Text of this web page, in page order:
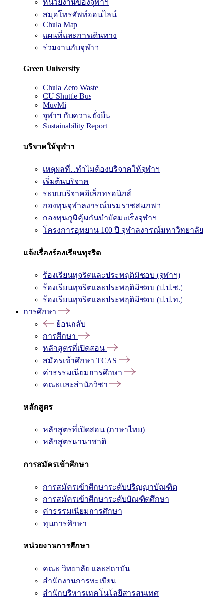
หน่วยงานของจุฬาฯ
สมุดโทรศัพท์ออนไลน์
Chula Map
แผนที่และการเดินทาง
ร่วมงานกับจุฬาฯ
Green University
Chula Zero Waste
CU Shuttle Bus
MuvMi
จุฬาฯ กับความยั่งยืน
Sustainability Report
บริจาคให้จุฬาฯ
เหตุผลที่...ทำไมต้องบริจาคให้จุฬาฯ
เริ่มต้นบริจาค
ระบบบริจาคอิเล็กทรอนิกส์
กองทุนจุฬาลงกรณ์บรมราชสมภพฯ
กองทุนภูมิคุ้มกันบำบัดมะเร็งจุฬาฯ
โครงการอุทยาน 100 ปี จุฬาลงกรณ์มหาวิทยาลัย
แจ้งเรื่องร้องเรียนทุจริต
ร้องเรียนทุจริตและประพฤติมิชอบ (จุฬาฯ)
ร้องเรียนทุจริตและประพฤติมิชอบ (ป.ป.ช.)
ร้องเรียนทุจริตและประพฤติมิชอบ (ป.ป.ท.)
การศึกษา
ย้อนกลับ
การศึกษา
หลักสูตรที่เปิดสอน
สมัครเข้าศึกษา TCAS
ค่าธรรมเนียมการศึกษา
คณะและสำนักวิชา
หลักสูตร
หลักสูตรที่เปิดสอน (ภาษาไทย)
หลักสูตรนานาชาติ
การสมัครเข้าศึกษา
การสมัครเข้าศึกษาระดับปริญญาบัณฑิต
การสมัครเข้าศึกษาระดับบัณฑิตศึกษา
ค่าธรรมเนียมการศึกษา
ทุนการศึกษา
หน่วยงานการศึกษา
คณะ วิทยาลัย และสถาบัน
สำนักงานการทะเบียน
สำนักบริหารเทคโนโลยีสารสนเทศ